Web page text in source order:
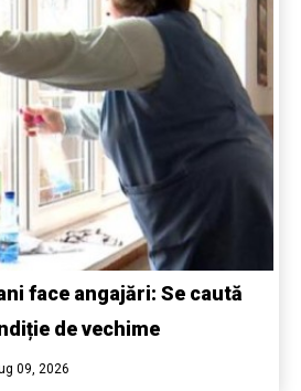
face angajări: Se caută
de vechime
09, 2026